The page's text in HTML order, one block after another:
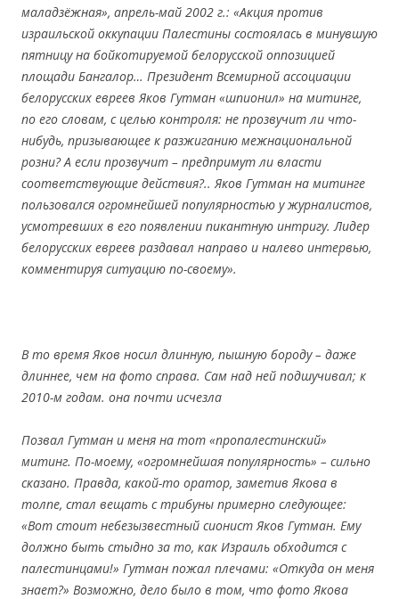
маладзёжная», апрель-май 2002 г.: «Акция против
израильской оккупации Палестины состоялась в минувшую
пятницу на бойкотируемой белорусской оппозицией
площади Бангалор… Президент Всемирной ассоциации
белорусских евреев Яков Гутман «шпионил» на митинге,
по его словам, с целью контроля: не прозвучит ли что-
нибудь, призывающее к разжиганию межнациональной
розни? А если прозвучит – предпримут ли власти
соответствующие действия?.. Яков Гутман на митинге
пользовался огромнейшей популярностью у журналистов,
усмотревших в его появлении пикантную интригу. Лидер
белорусских евреев раздавал направо и налево интервью,
комментируя ситуацию по-своему».
В то время Яков носил длинную, пышную бороду – даже
длиннее, чем на фото справа. Сам над ней подшучивал; к
2010-м годам. она почти исчезла
Позвал Гутман и меня на тот «пропалестинский»
митинг. По-моему, «огромнейшая популярность» – сильно
сказано. Правда, какой-то оратор, заметив Якова в
толпе, стал вещать с трибуны примерно следующее:
«Вот стоит небезызвестный сионист Яков Гутман. Ему
должно быть стыдно за то, как Израиль обходится с
палестинцами!» Гутман пожал плечами: «Откуда он меня
знает?» Возможно, дело было в том, что фото Якова